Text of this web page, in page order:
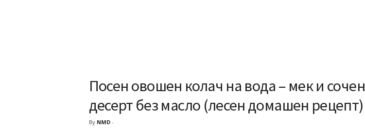
Посен овошен колач на вода – мек и сочен
десерт без масло (лесен домашен рецепт)
By NMD-